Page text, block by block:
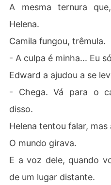
A mesma ternura
Helena.
Camila fungou, trêmula.
- A culpa é minha... Eu
Edward a ajudou a se
- Chega. Vá para o
disso.
Helena tentou falar,
O mundo girava.
E a voz dele, quando
de um lugar distante.